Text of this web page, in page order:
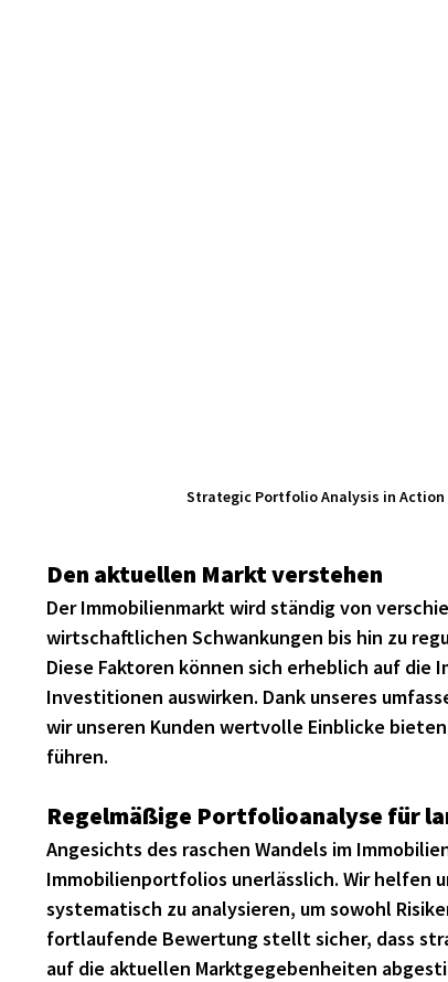
Strategic Portfolio Analysis in Action
Den aktuellen Markt verstehen
Der Immobilienmarkt wird ständig von
wirtschaftlichen Schwankungen bis hin zu
Diese Faktoren können sich erheblich auf
Investitionen auswirken. Dank unseres
wir unseren Kunden wertvolle Einblicke
führen.
Regelmäßige Portfolioanalyse für
Angesichts des raschen Wandels im
Immobilienportfolios unerlässlich. Wir helfen
systematisch zu analysieren, um sowohl
fortlaufende Bewertung stellt sicher, dass
auf die aktuellen Marktgegebenheiten